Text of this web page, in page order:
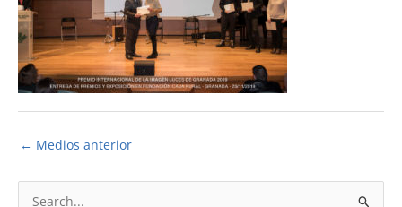
← Medios anterior